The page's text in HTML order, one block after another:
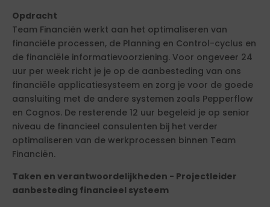
Opdracht
Team Financiën werkt aan het optimaliseren van
financiële processen, de Planning en Control-cyclus en
de financiële informatievoorziening. Voor ongeveer 24
uur per week richt je je op de aanbesteding van ons
financiële applicatiesysteem en zorg je voor de goede
aansluiting met de andere systemen zoals Pepperflow
en Cognos. De resterende 12 uur begeleid je op senior
niveau de financieel consulenten bij het verder
optimaliseren van de werkprocessen binnen Team
Financiën.
Taken en verantwoordelijkheden - Projectleider
aanbesteding financieel systeem